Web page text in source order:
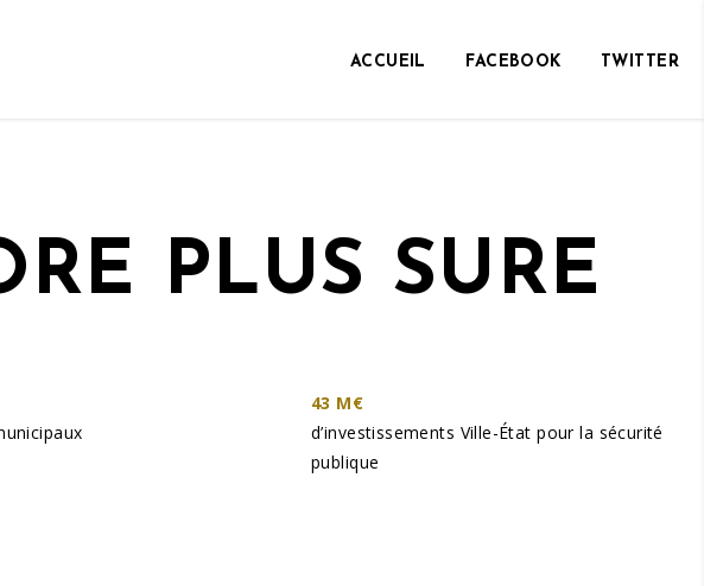
ACCUEIL FACEBOOK TWITTER
PLUS SÛRE
43 M€
d’investissements Ville-État pour la sécurité
publique